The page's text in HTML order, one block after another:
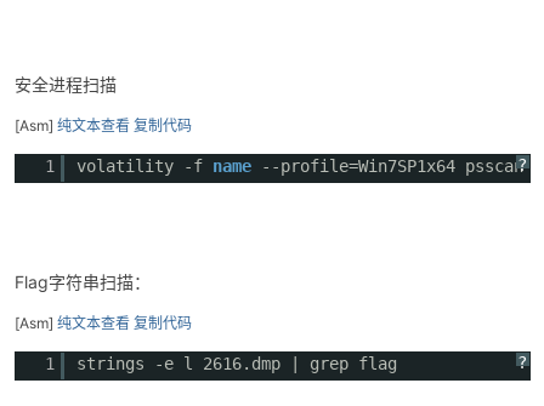
安全进程扫描
[Asm] 纯文本查看 复制代码
?
1 volatility -f name --profile=Win7SP1x64 psscan
Flag字符串扫描：
[Asm] 纯文本查看 复制代码
?
1 strings -e l 2616.dmp | grep flag